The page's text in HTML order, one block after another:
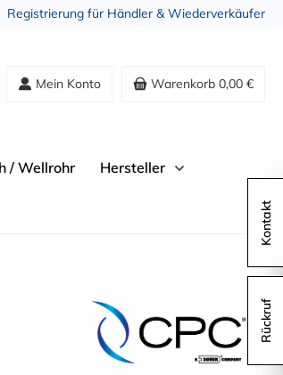
Registrierung für Händler & Wiederverkäufer
Mein Konto Warenkorb 0,00 €
/ Wellrohr Hersteller
Kontakt
Rückruf